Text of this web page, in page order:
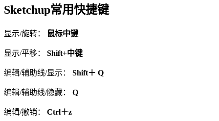
Sketchup常用快捷键
显示/旋转： 鼠标中键
显示/平移： Shift+中键
编辑/辅助线/显示： Shift＋ Q
编辑/辅助线/隐藏： Q
编辑/撤销： Ctrl＋z